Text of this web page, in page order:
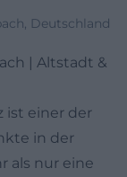
Deutschland
| Altstadt &
ist einer der
in der
als nur eine